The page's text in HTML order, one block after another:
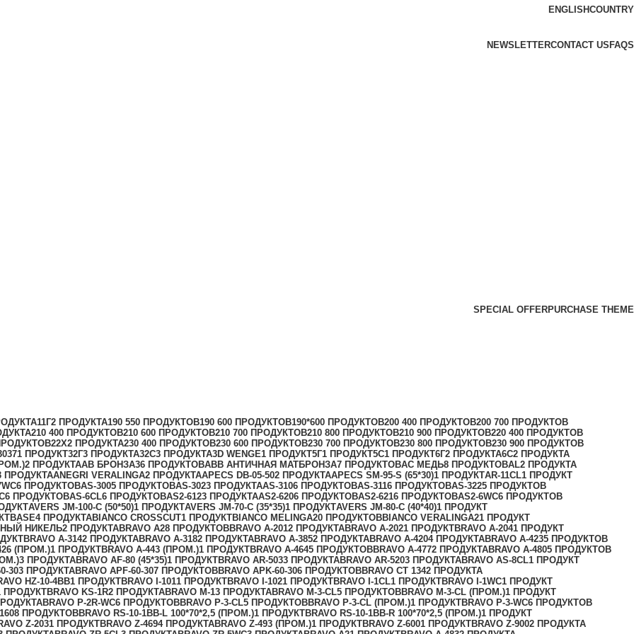
ENGLISHCOUNTRY
NEWSLETTERCONTACT US FAQS
SPECIAL OFFERPURCHASE THEME
11Г2 ПРОДУКТА190 550 ПРОДУКТОВ190 600 ПРОДУКТОВ190*600 ПРОДУКТОВ200 400 ПРОДУКТОВ200 700 ПРОДУКТОВ
210 400 ПРОДУКТОВ210 600 ПРОДУКТОВ210 700 ПРОДУКТОВ210 800 ПРОДУКТОВ210 900 ПРОДУКТОВ220 400 ПРОДУКТОВ
22Х2 ПРОДУКТА230 400 ПРОДУКТОВ230 600 ПРОДУКТОВ230 700 ПРОДУКТОВ230 800 ПРОДУКТОВ230 900 ПРОДУКТОВ
1 ПРОДУКТ32Г3 ПРОДУКТА32С3 ПРОДУКТА3D WENGE1 ПРОДУКТ5Г1 ПРОДУКТ5С1 ПРОДУКТ6Г2 ПРОДУКТА6С2 ПРОДУКТА
2 ПРОДУКТАAB БРОНЗА36 ПРОДУКТОВABB АНТИЧНАЯ МАТБРОНЗА7 ПРОДУКТОВAC МЕДЬ8 ПРОДУКТОВAL2 ПРОДУКТА
ПРОДУКТАANEGRI VERALINGA2 ПРОДУКТАAPECS DB-05-502 ПРОДУКТАAPECS SM-95-S (65*30)1 ПРОДУКТAR-11CL1 ПРОДУКТ
6 ПРОДУКТОВAS-3005 ПРОДУКТОВAS-3023 ПРОДУКТАAS-3106 ПРОДУКТОВAS-3116 ПРОДУКТОВAS-3225 ПРОДУКТОВ
6 ПРОДУКТОВAS-6CL6 ПРОДУКТОВAS2-6123 ПРОДУКТАAS2-6206 ПРОДУКТОВAS2-6216 ПРОДУКТОВAS2-6WC6 ПРОДУКТОВ
AVERS JМ-100-С (50*50)1 ПРОДУКТAVERS JМ-70-С (35*35)1 ПРОДУКТAVERS JМ-80-С (40*40)1 ПРОДУКТ
BASE4 ПРОДУКТАBIANCO CROSSCUT1 ПРОДУКТBIANCO MELINGA20 ПРОДУКТОВBIANCO VERALINGA21 ПРОДУКТ
НИКЕЛЬ2 ПРОДУКТАBRAVO A28 ПРОДУКТОВBRAVO A-2012 ПРОДУКТАBRAVO A-2021 ПРОДУКТBRAVO A-2041 ПРОДУКТ
BRAVO A-3142 ПРОДУКТАBRAVO A-3182 ПРОДУКТАBRAVO A-3852 ПРОДУКТАBRAVO A-4204 ПРОДУКТАBRAVO A-4235 ПРОДУКТОВ
(ПРОМ.)1 ПРОДУКТBRAVO A-443 (ПРОМ.)1 ПРОДУКТBRAVO A-4645 ПРОДУКТОВBRAVO A-4772 ПРОДУКТАBRAVO A-4805 ПРОДУКТОВ
3 ПРОДУКТАBRAVO AF-80 (45*35)1 ПРОДУКТBRAVO AR-5033 ПРОДУКТАBRAVO AR-5203 ПРОДУКТАBRAVO AS-8CL1 ПРОДУКТ
303 ПРОДУКТАBRAVO AРF-60-307 ПРОДУКТОВBRAVO AРK-60-306 ПРОДУКТОВBRAVO CT 1342 ПРОДУКТА
HZ-10-4BB1 ПРОДУКТBRAVO I-1011 ПРОДУКТBRAVO I-1021 ПРОДУКТBRAVO I-1CL1 ПРОДУКТBRAVO I-1WC1 ПРОДУКТ
ПРОДУКТBRAVO KS-1R2 ПРОДУКТАBRAVO M-13 ПРОДУКТАBRAVO M-3-CL5 ПРОДУКТОВBRAVO M-3-CL (ПРОМ.)1 ПРОДУКТ
BRAVO P-2R-WC6 ПРОДУКТОВBRAVO P-3-CL5 ПРОДУКТОВBRAVO P-3-CL (ПРОМ.)1 ПРОДУКТBRAVO P-3-WC6 ПРОДУКТОВ
8 ПРОДУКТОВBRAVO RS-10-1BB-L 100*70*2,5 (ПРОМ.)1 ПРОДУКТBRAVO RS-10-1BB-R 100*70*2,5 (ПРОМ.)1 ПРОДУКТ
Z-2031 ПРОДУКТBRAVO Z-4694 ПРОДУКТАBRAVO Z-493 (ПРОМ.)1 ПРОДУКТBRAVO Z-6001 ПРОДУКТBRAVO Z-9002 ПРОДУКТА